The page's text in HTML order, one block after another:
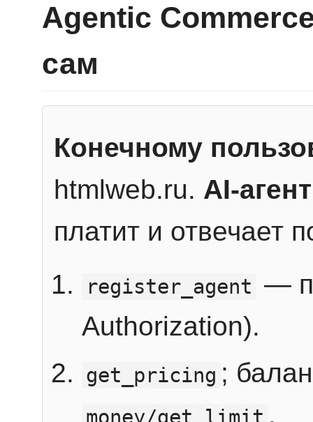
Agentic
сам
Конечному
htmlweb.ru. AI-агент
платит и отвечает
register_agent —
Authorization).
get_pricing ;
.